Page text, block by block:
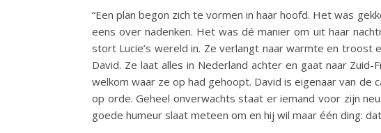
“Een plan begon zich te vormen in haar hoofd. Het was
eens over nadenken. Het was dé manier om uit haar
stort Lucie’s wereld in. Ze verlangt naar warmte en troost
David. Ze laat alles in Nederland achter en gaat naar
welkom waar ze op had gehoopt. David is eigenaar van de
op orde. Geheel onverwachts staat er iemand voor zijn
goede humeur slaat meteen om en hij wil maar één ding: